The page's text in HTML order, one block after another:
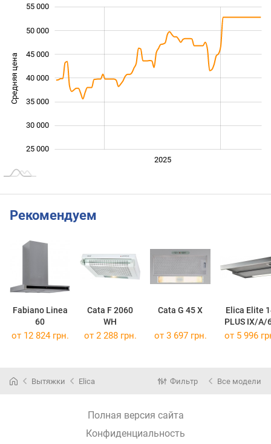
Средняя цена 25 000
25 000
30 000
35 000
40 000
45 000
50 000
55 000
2025
Рекомендуем
Fabiano Linea
60
Cata F 2060
WH
Cata G 45 X
Elica Elite
PLUS IX/A/
от 12 824 грн. от 2 288 грн. от 3 697 грн. от 5 996
Вытяжки Elica Фильтр Все модели
Полная версия сайта
Конфиденциальность